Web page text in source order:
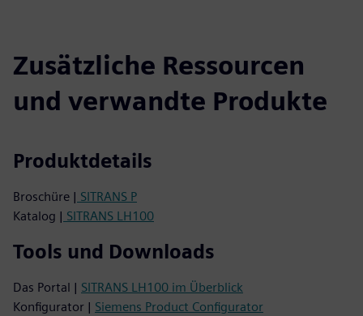
Zusätzliche Ressourcen
und verwandte Produkte
Produktdetails
Broschüre | SITRANS P
Katalog | SITRANS LH100
Tools und Downloads
Das Portal | SITRANS LH100 im Überblick
Konfigurator | Siemens Product Configurator